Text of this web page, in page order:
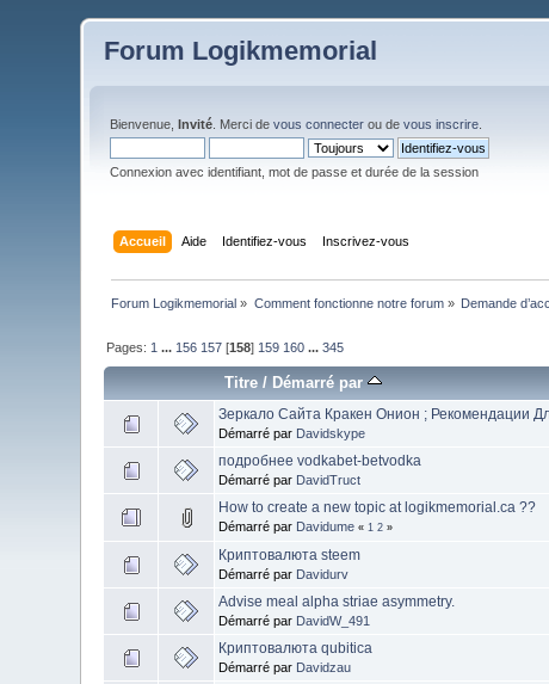
Forum Logikmemorial
Bienvenue,Invité . Merci devous connecter ou devous inscrire
Connexion avec identifiant, mot de passe et durée de la session
Accueil Aide Identifiez-vous Inscrivez-vous
Forum Logikmemorial » Comment fonctionne notre forum» Demande
Pages: 1 ... 156 157 [158] 159 160 ...345
Titre /Démarré par
Зеркало Сайта Кракен Онион ; Рекомендации
Démarré par Davidskype
подробнее vodkabet-betvodka
Démarré par DavidTruct
How to create a new topic at logikmemorial.ca ??
Démarré par Davidume « 1 2 »
Криптовалюта steem
Démarré par Davidurv
Advise meal alpha striae asymmetry.
Démarré par DavidW_491
Криптовалюта qubitica
Démarré par Davidzau